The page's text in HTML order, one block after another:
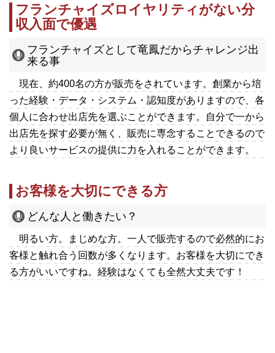
フランチャイズロイヤリティがない分
収入面で優遇
フランチャイズとして竜鳳だからチャレンジ出
来る事
現在、約400名の方が販売をされています。創業から培
った経験・データ・システム・認知度がありますので、各
個人に合わせ出店先を選ぶことができます。自分で一から
出店先を探す必要が無く、販売に専念することできるので
より良いサービスの提供に力を入れることができます。
お客様を大切にできる方
どんな人と働きたい？
明るい方。まじめな方。一人で販売するので必然的にお
客様と触れ合う回数が多くなります。お客様を大切にでき
る方がいいですね。経験はなくても全然大丈夫です！